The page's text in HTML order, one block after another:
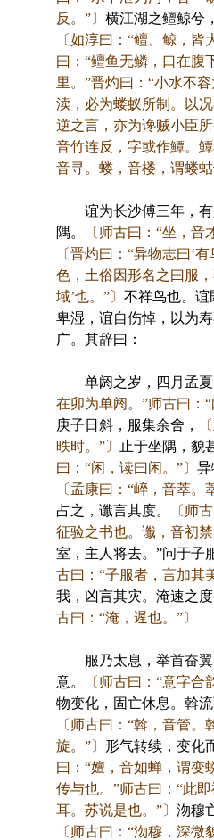
反。”〕 横江湖之鳣鲸兮
〔如淳曰：“鳣、鲸，皆
曰：“鳣鱼无鳞，口在腹
里。”晋灼曰：“小水不
渎，必为蝼蚁所制。以
逆之言，亦为谗贼小臣所
音竹连反，字或作鱏。
音寻。蝼，音楼，谓蝼蛄
谊为长沙傅三年，有
隅。
〔师古曰：“坐，音
〔晋灼曰：“异物志曰‘
色，土俗因形名之曰服
域’也。”〕 不祥鸟也。谊
卑湿，谊自伤悼，以为
广。其辞曰：
单阏之岁，四月孟夏
在卯为单阏。”师古曰：“
庚子日斜，服集余舍，
昳时。”〕
止于坐隅，貌
曰：“闲，读曰闲。”〕 异
〔孟康曰：“崪，音萃。
占之，谶言其度。
〔师
征验之书也。谶，音初禁
室，主人将去。”问于子
古曰：“子服者，言加其
我，凶言其灾。淹速之
古曰：“淹，遟也。”〕
服乃太息，举首奋翼
意。
〔师古曰：“意字合
物变化，固亡休息。斡流
〔师古曰：“斡，音管。
旋。”〕 形气转续，变化
曰：“嬗，音如蝉，谓变
传与也。”师古曰：“此
耳。苏说是也。”〕 沕穆
〔师古曰：“沕穆，深